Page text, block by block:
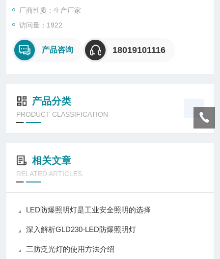
厂商性质：生产厂家
访问量：1922
产品咨询 18019101116
产品分类
PRODUCT CLASSIFICATION
相关文章
RELATED ARTICLES
LED防爆照明灯是工业安全照明的选择
深入解析GLD230-LED防爆照明灯
三防泛光灯的使用方法介绍